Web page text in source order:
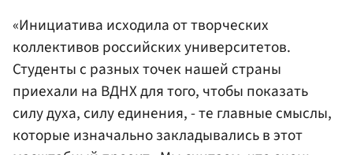
«Инициатива исходила от творческих
коллективов российских университетов.
Студенты с разных точек нашей страны
приехали на ВДНХ для того, чтобы показать
силу духа, силу единения, - те главные смыслы,
которые изначально закладывались в этот